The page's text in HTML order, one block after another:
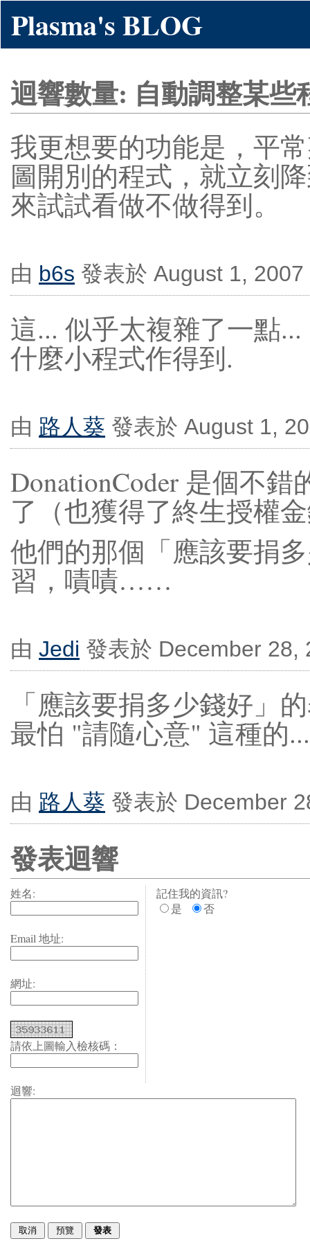
Plasma's BLOG
迴響數量: 自動調整某些
我更想要的功能是，平
圖開別的程式，就立刻
來試試看做不做得到。
由 b6s 發表於 August 1,
這... 似乎太複雜了一點
什麼小程式作得到.
由 路人葵 發表於 August 1,
DonationCoder 是個不
了（也獲得了終生授權
他們的那個「應該要捐
習，嘖嘖……
由 Jedi 發表於 December 28,
「應該要捐多少錢好」
最怕 "請隨心意" 這種的
由 路人葵 發表於 December
發表迴響
姓名:
Email 地址:
網址:
請依上圖輸入檢核碼：
記住我的資訊?
是
否
迴響: